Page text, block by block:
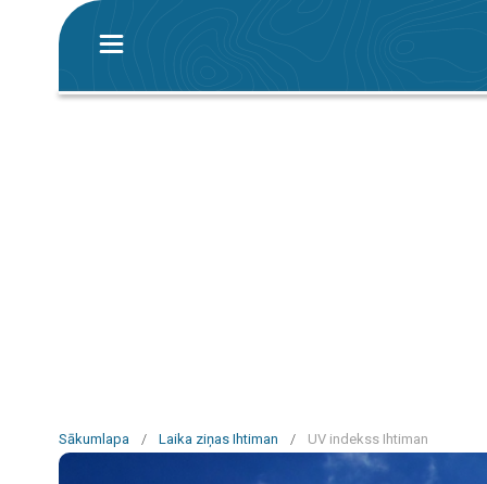
Sākumlapa / Laika ziņas Ihtiman / UV indekss Ihtiman